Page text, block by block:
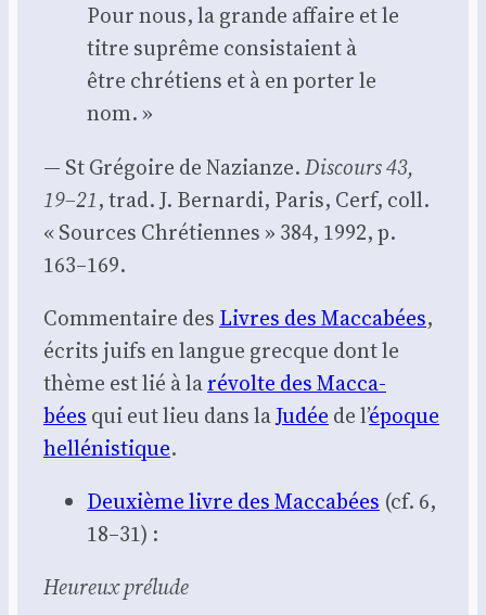
Pour nous, la grande affaire et le
titre suprême consis­taient à
être chré­tiens et à en por­ter le
nom. »
— St Gré­goire de Nazianze.Dis­cours 43,
19–21, trad. J. Ber­nar­di, Paris, Cerf, coll.
« Sources Chré­tiennes » 384, 1992, p.
163–169.
Com­men­taire des Livres des Mac­ca­bées,
écrits juifs en langue grecque dont le
thème est lié à larévolte des Mac­ca­
bées qui eut lieu dans laJudée de l’époque
hel­lé­nis­tique.
Deuxième livre des Mac­ca­bées (cf. 6,
18–31) :
Heu­reux pré­lude